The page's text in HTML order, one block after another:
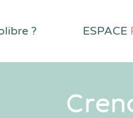
? ESPACE